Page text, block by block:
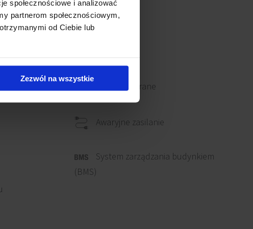
społecznościowe i analizować
partnerom społecznościowym,
od Ciebie lub
Zezwól na wszystkie
Okna otwierane
Awaryjne zasilanie
System zarządzania budynkiem
(BMS)